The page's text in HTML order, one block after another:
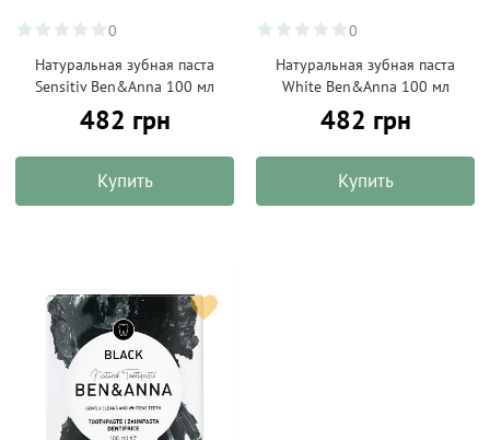
0
Натуральная зубная паста
Sensitiv Ben&Anna 100 мл
482 грн
Купить
0
Натуральная зубная паста
White Ben&Anna 100 мл
482 грн
Купить